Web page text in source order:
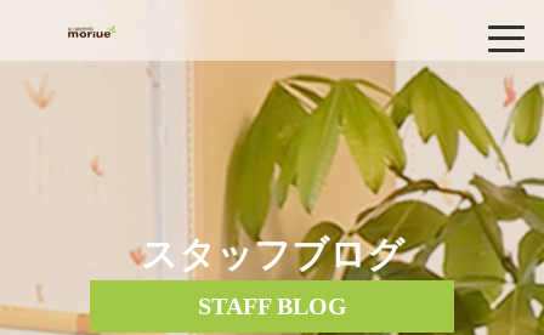
スタッフブログ
STAFF BLOG